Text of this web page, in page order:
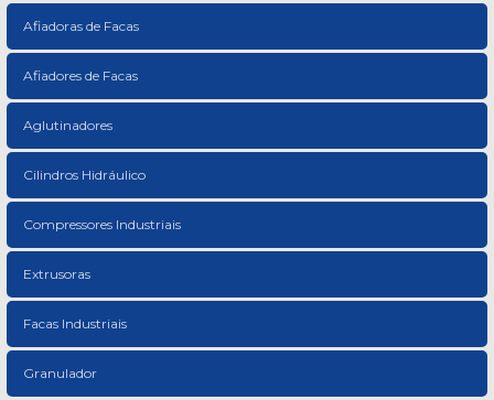
Afiadoras de Facas
Afiadores de Facas
Aglutinadores
Cilindros Hidráulico
Compressores Industriais
Extrusoras
Facas Industriais
Granulador